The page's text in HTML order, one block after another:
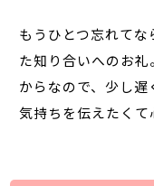
もうひとつ忘れて
た知り合いへのお
からなので、少し
気持ちを伝えたくて